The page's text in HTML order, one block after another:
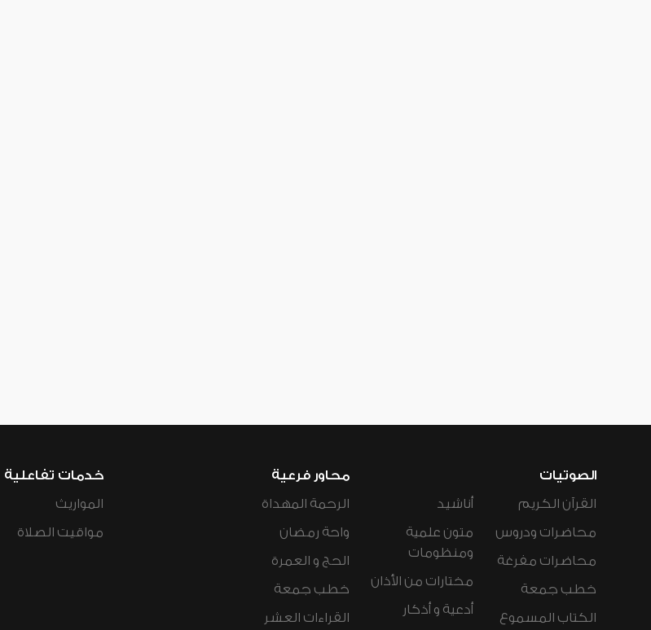
الصوتيات
القرآن الكريم
محاضرات ودروس
محاضرات مفرغة
خطب جمعة
الكتاب المسموع
أناشيد
متون علمية
ومنظومات
مختارات من الأذان
أدعية و أذكار
محاور فرعية
الرحمة المهداة
واحة رمضان
الحج و العمرة
خطب جمعة
القراءات العشر
خدمات تفاعلية
المواريث
مواقيت الصلاة